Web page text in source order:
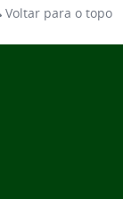
Voltar para o topo